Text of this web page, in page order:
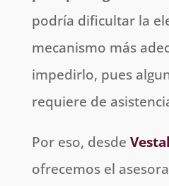
podría dificultar la
mecanismo más
impedirlo, pues
requiere de
Por eso, desde
ofrecemos el